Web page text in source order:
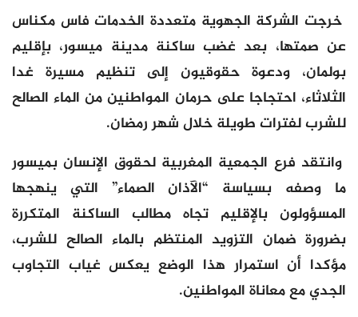
خرجت الشركة الجهوية متعددة الخدمات فاس مكناس
عن صمتها، بعد غضب ساكنة مدينة ميسور، بإقليم
بولمان، ودعوة حقوقيون إلى تنظيم مسيرة غدا
الثلاثاء، احتجاجا على حرمان المواطنين من الماء الصالح
للشرب لفترات طويلة خلال شهر رمضان.
وانتقد فرع الجمعية المغربية لحقوق الإنسان بميسور
ما وصفه بسياسة “الآذان الصماء” التي ينهجها
المسؤولون بالإقليم تجاه مطالب الساكنة المتكررة
بضرورة ضمان التزويد المنتظم بالماء الصالح للشرب،
مؤكدا أن استمرار هذا الوضع يعكس غياب التجاوب
الجدي مع معاناة المواطنين.